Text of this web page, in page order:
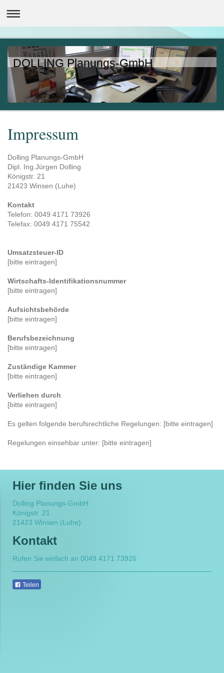
DOLLING Planungs-GmbH
Impressum
Dolling Planungs-GmbH
Dipl. Ing.Jürgen Dolling
Königstr. 21
21423 Winsen (Luhe)
Kontakt
Telefon: 0049 4171 73926
Telefax: 0049 4171 75542
Umsatzsteuer-ID
[bitte eintragen]
Wirtschafts-Identifikationsnummer
[bitte eintragen]
Aufsichtsbehörde
[bitte eintragen]
Berufsbezeichnung
[bitte eintragen]
Zuständige Kammer
[bitte eintragen]
Verliehen durch
[bitte eintragen]
Es gelten folgende berufsrechtliche Regelungen: [bitte eintragen]
Regelungen einsehbar unter: [bitte eintragen]
Hier finden Sie uns
Dolling Planungs-GmbH
Königstr. 21
21423 Winsen (Luhe)
Kontakt
Rufen Sie einfach an 0049 4171 73926
Teilen